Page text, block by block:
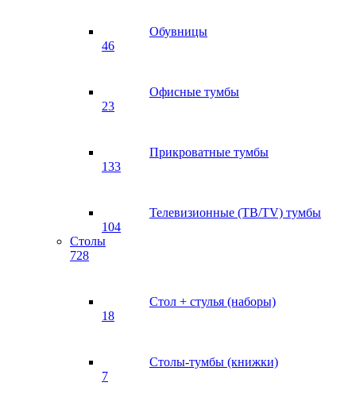
Обувницы
46
Офисные тумбы
23
Прикроватные тумбы
133
Телевизионные (ТВ/TV) тумбы
104
Столы
728
Стол + стулья (наборы)
18
Столы-тумбы (книжки)
7